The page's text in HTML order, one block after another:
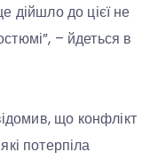
дійшло до цієї не
– йдеться в
що конфлікт
потерпіла